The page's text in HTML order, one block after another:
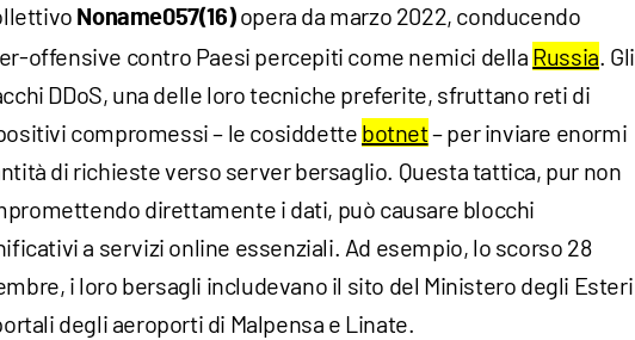
Noname057(16)opera da marzo 2022, conducendo
offensive contro Paesi percepiti come nemici della Russia. Gli
DDoS, una delle loro tecniche preferite, sfruttano reti di
compromessi – le cosiddette botnet– per inviare enormi
di richieste verso server bersaglio. Questa tattica, pur non
direttamente i dati, può causare blocchi
a servizi online essenziali. Ad esempio, lo scorso 28
i loro bersagli includevano il sito del Ministero degli Esteri
degli aeroporti di Malpensa e Linate.